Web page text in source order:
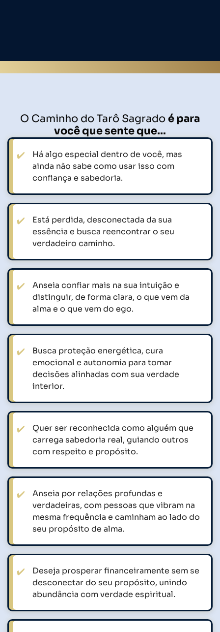
O Caminho do Tarô Sagradoé para
você que sente que…
Há algo especial dentro de você, mas
ainda não sabe como usar isso com
confiança e sabedoria.
Está perdida, desconectada da sua
essência e busca reencontrar o seu
verdadeiro caminho.
Anseia confiar mais na sua intuição e
distinguir, de forma clara, o que vem da
alma e o que vem do ego.
Busca proteção energética, cura
emocional e autonomia para tomar
decisões alinhadas com sua verdade
interior.
Quer ser reconhecida como alguém que
carrega sabedoria real, guiando outros
com respeito e propósito.
Anseia por relações profundas e
verdadeiras, com pessoas que vibram na
mesma frequência e caminham ao lado do
seu propósito de alma.
Deseja prosperar financeiramente sem se
desconectar do seu propósito, unindo
abundância com verdade espiritual.